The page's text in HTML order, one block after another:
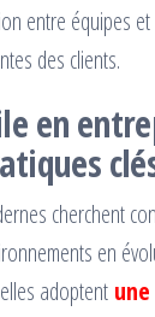
entre équipes
des clients.
en
cherchent
en
adoptent